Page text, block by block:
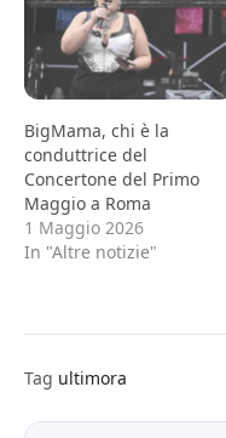
BigMama, chi è la
conduttrice del
Concertone del Primo
Maggio a Roma
1 Maggio 2026
In "Altre notizie"
Tag ultimora